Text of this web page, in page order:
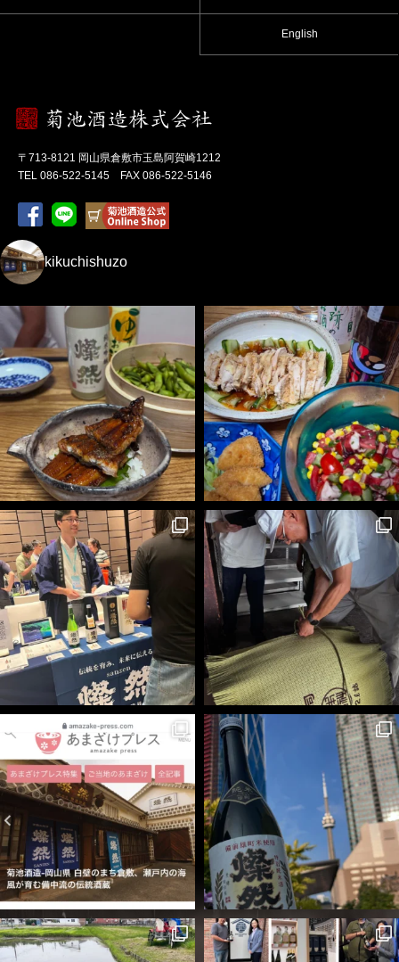
English
〒713-8121 岡山県倉敷市玉島阿賀崎1212
TEL 086-522-5145 FAX 086-522-5146
kikuchishuzo